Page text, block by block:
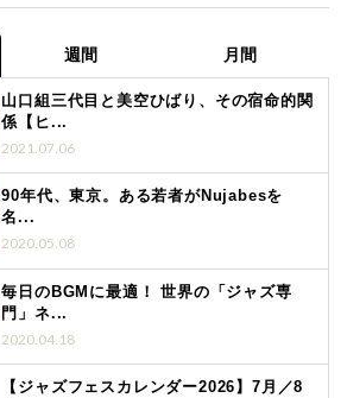
週間 月間
山口組三代目と美空ひばり、その宿命的関
係【ヒ...
2021.07.06
90年代、東京。ある若者がNujabesを
名...
2020.05.08
毎日のBGMに最適！ 世界の「ジャズ専
門」ネ...
2020.04.18
【ジャズフェスカレンダー2026】7月／8